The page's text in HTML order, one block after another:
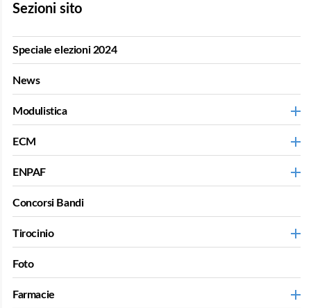
Sezioni sito
Speciale elezioni 2024
News
Modulistica
ECM
ENPAF
Concorsi Bandi
Tirocinio
Foto
Farmacie